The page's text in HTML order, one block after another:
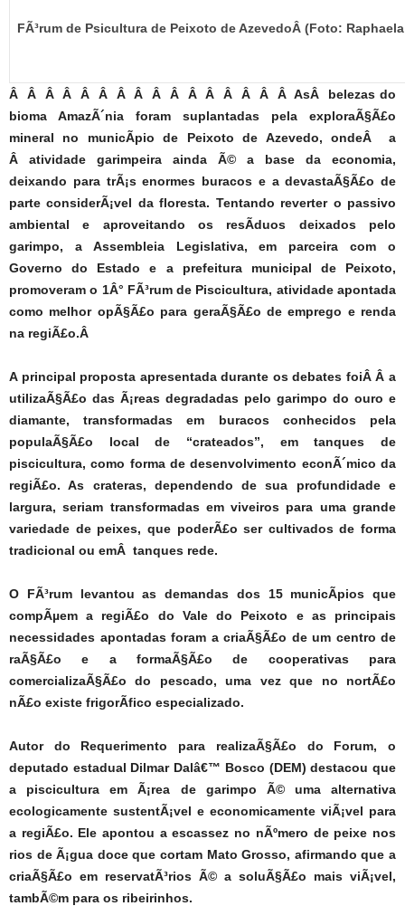
FÃ³rum de Psicultura de Peixoto de AzevedoÂ (Foto:
Â Â Â Â Â Â Â Â Â Â Â Â Â Â Â Â AsÂ belezas do
bioma AmazÃ´nia foram suplantadas pela exploraÃ§Ã£o
mineral no municÃ­pio de Peixoto de Azevedo, ondeÂ a
Â atividade garimpeira ainda Ã© a base da economia,
deixando para trÃ¡s enormes buracos e a devastaÃ§Ã£o de
parte considerÃ¡vel da floresta. Tentando reverter o passivo
ambiental e aproveitando os resÃ­duos deixados pelo
garimpo, a Assembleia Legislativa, em parceira com o
Governo do Estado e a prefeitura municipal de Peixoto,
promoveram o 1Â° FÃ³rum de Piscicultura, atividade apontada
como melhor opÃ§Ã£o para geraÃ§Ã£o de emprego e renda
na regiÃ£o.Â
A principal proposta apresentada durante os debates foiÂ Â a
utilizaÃ§Ã£o das Ã¡reas degradadas pelo garimpo do ouro e
diamante, transformadas em buracos conhecidos pela
populaÃ§Ã£o local de “crateados”, em tanques de
piscicultura, como forma de desenvolvimento econÃ´mico da
regiÃ£o. As crateras, dependendo de sua profundidade e
largura, seriam transformadas em viveiros para uma grande
variedade de peixes, que poderÃ£o ser cultivados de forma
tradicional ou emÂ tanques rede.
O FÃ³rum levantou as demandas dos 15 municÃ­pios que
compÃµem a regiÃ£o do Vale do Peixoto e as principais
necessidades apontadas foram a criaÃ§Ã£o de um centro de
raÃ§Ã£o e a formaÃ§Ã£o de cooperativas para
comercializaÃ§Ã£o do pescado, uma vez que no nortÃ£o
nÃ£o existe frigorÃ­fico especializado.
Autor do Requerimento para realizaÃ§Ã£o do Forum, o
deputado estadual Dilmar Dalâ€™ Bosco (DEM) destacou que
a piscicultura em Ã¡rea de garimpo Ã© uma alternativa
ecologicamente sustentÃ¡vel e economicamente viÃ¡vel para
a regiÃ£o. Ele apontou a escassez no nÃºmero de peixe nos
rios de Ã¡gua doce que cortam Mato Grosso, afirmando que a
criaÃ§Ã£o em reservatÃ³rios Ã© a soluÃ§Ã£o mais viÃ¡vel,
tambÃ©m para os ribeirinhos.